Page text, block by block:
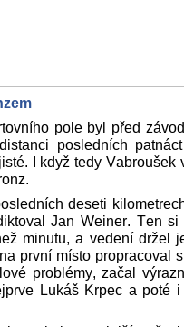
pole byl před
posledních
I když tedy Vabroušek
deseti
Jan Weiner. Ten
minutu, a vedení držel
první místo propracoval
problémy, začal
Lukáš Krpec a poté